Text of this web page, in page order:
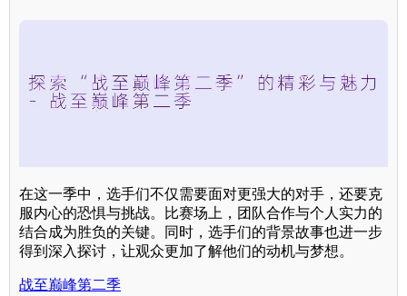
在这一季中，选手们不仅需要面对更强大的对手，还要克
服内心的恐惧与挑战。比赛场上，团队合作与个人实力的
结合成为胜负的关键。同时，选手们的背景故事也进一步
得到深入探讨，让观众更加了解他们的动机与梦想。
战至巅峰第二季